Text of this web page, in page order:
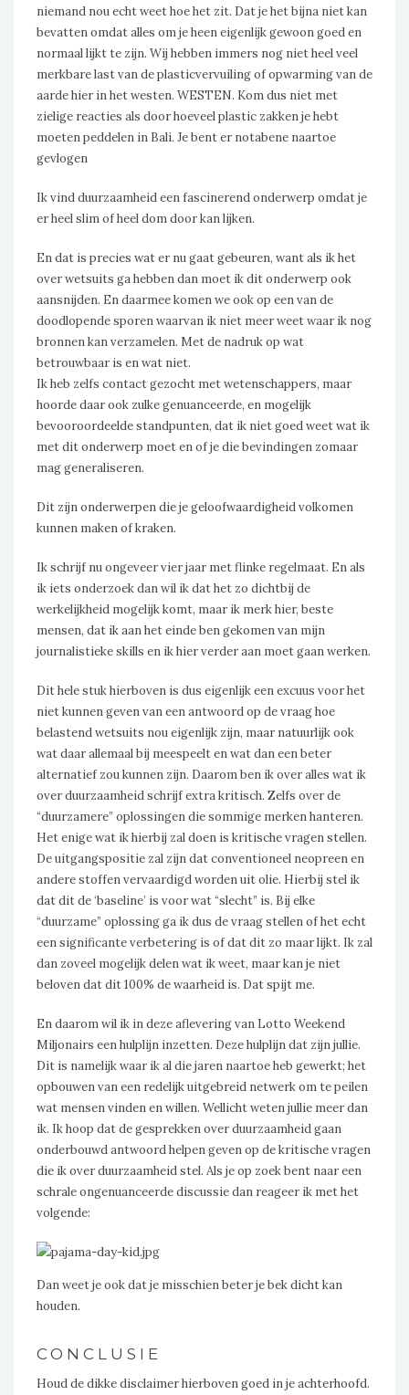
niemand nou echt weet hoe het zit. Dat je het bijna niet kan
bevatten omdat alles om je heen eigenlijk gewoon goed en
normaal lijkt te zijn. Wij hebben immers nog niet heel veel
merkbare last van de plasticvervuiling of opwarming van de
aarde hier in het westen. WESTEN. Kom dus niet met
zielige reacties als door hoeveel plastic zakken je hebt
moeten peddelen in Bali. Je bent er notabene naartoe
gevlogen
Ik vind duurzaamheid een fascinerend onderwerp omdat je
er heel slim of heel dom door kan lijken.
En dat is precies wat er nu gaat gebeuren, want als ik het
over wetsuits ga hebben dan moet ik dit onderwerp ook
aansnijden. En daarmee komen we ook op een van de
doodlopende sporen waarvan ik niet meer weet waar ik nog
bronnen kan verzamelen. Met de nadruk op wat
betrouwbaar is en wat niet.
Ik heb zelfs contact gezocht met wetenschappers, maar
hoorde daar ook zulke genuanceerde, en mogelijk
bevooroordeelde standpunten, dat ik niet goed weet wat ik
met dit onderwerp moet en of je die bevindingen zomaar
mag generaliseren.
Dit zijn onderwerpen die je geloofwaardigheid volkomen
kunnen maken of kraken.
Ik schrijf nu ongeveer vier jaar met flinke regelmaat. En als
ik iets onderzoek dan wil ik dat het zo dichtbij de
werkelijkheid mogelijk komt, maar ik merk hier, beste
mensen, dat ik aan het einde ben gekomen van mijn
journalistieke skills en ik hier verder aan moet gaan werken.
Dit hele stuk hierboven is dus eigenlijk een excuus voor het
niet kunnen geven van een antwoord op de vraag hoe
belastend wetsuits nou eigenlijk zijn, maar natuurlijk ook
wat daar allemaal bij meespeelt en wat dan een beter
alternatief zou kunnen zijn. Daarom ben ik over alles wat ik
over duurzaamheid schrijf extra kritisch. Zelfs over de
“duurzamere” oplossingen die sommige merken hanteren.
Het enige wat ik hierbij zal doen is kritische vragen stellen.
De uitgangspositie zal zijn dat conventioneel neopreen en
andere stoffen vervaardigd worden uit olie. Hierbij stel ik
dat dit de ‘baseline’ is voor wat “slecht” is. Bij elke
“duurzame” oplossing ga ik dus de vraag stellen of het echt
een significante verbetering is of dat dit zo maar lijkt. Ik zal
dan zoveel mogelijk delen wat ik weet, maar kan je niet
beloven dat dit 100% de waarheid is. Dat spijt me.
En daarom wil ik in deze aflevering van Lotto Weekend
Miljonairs een hulplijn inzetten. Deze hulplijn dat zijn jullie.
Dit is namelijk waar ik al die jaren naartoe heb gewerkt; het
opbouwen van een redelijk uitgebreid netwerk om te peilen
wat mensen vinden en willen. Wellicht weten jullie meer dan
ik. Ik hoop dat de gesprekken over duurzaamheid gaan
onderbouwd antwoord helpen geven op de kritische vragen
die ik over duurzaamheid stel. Als je op zoek bent naar een
schrale ongenuanceerde discussie dan reageer ik met het
volgende:
Dan weet je ook dat je misschien beter je bek dicht kan
houden.
CONCLUSIE
Houd de dikke disclaimer hierboven goed in je achterhoofd.